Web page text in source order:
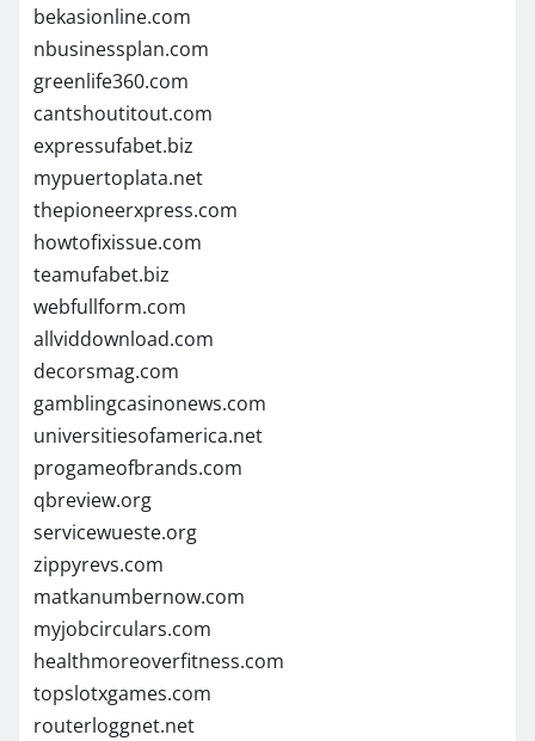
bekasionline.com
nbusinessplan.com
greenlife360.com
cantshoutitout.com
expressufabet.biz
mypuertoplata.net
thepioneerxpress.com
howtofixissue.com
teamufabet.biz
webfullform.com
allviddownload.com
decorsmag.com
gamblingcasinonews.com
universitiesofamerica.net
progameofbrands.com
qbreview.org
servicewueste.org
zippyrevs.com
matkanumbernow.com
myjobcirculars.com
healthmoreoverfitness.com
topslotxgames.com
routerloggnet.net